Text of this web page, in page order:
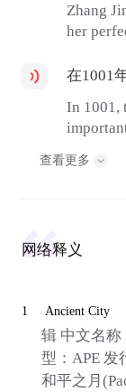
Zhang
her
在1001
In 1001,
查看更多
网络释义
1 Ancient City
辑 中文名称
型：APE 发
和平之月